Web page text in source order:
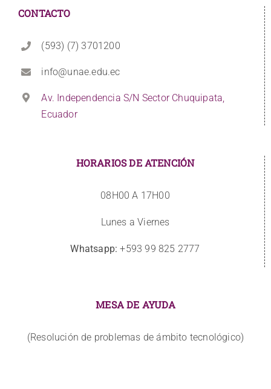
CONTACTO
(593) (7) 3701200
info@unae.edu.ec
Av. Independencia S/N Sector Chuquipata,
Ecuador
HORARIOS DE ATENCIÓN
08H00 A 17H00
Lunes a Viernes
Whatsapp: +593 99 825 2777
MESA DE AYUDA
(Resolución de problemas de ámbito tecnológico)